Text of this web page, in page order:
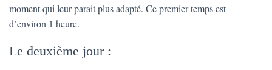
moment qui leur parait plus adapté. Ce premier temps est
d’environ 1 heure.
Le deuxième jour :